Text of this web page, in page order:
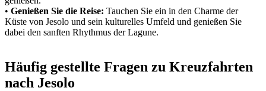
• Genießen Sie die Reise: Tauchen Sie ein in den Charme der
Küste von Jesolo und sein kulturelles Umfeld und genießen Sie
dabei den sanften Rhythmus der Lagune.
Häufig gestellte Fragen zu Kreuzfahrten
nach Jesolo